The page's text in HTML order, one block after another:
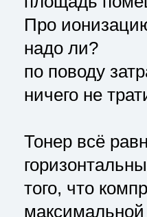
Про
надо ли?
по поводу
ничего не
Тонер всё
того, что